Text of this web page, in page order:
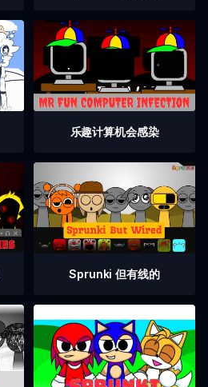
乐趣计算机会感染
Sprunki 但有线的